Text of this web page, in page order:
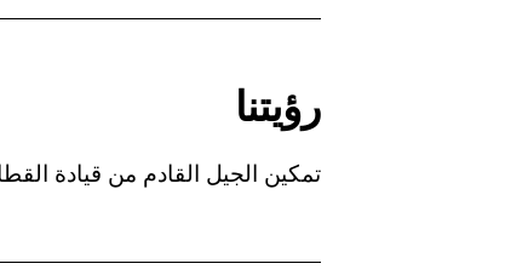
رؤيتنا
تمكين الجيل القادم من قيادة